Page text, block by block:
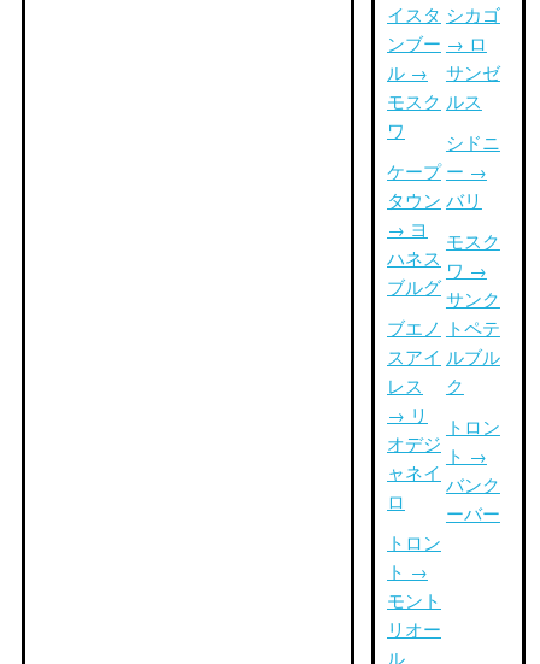
イスタ
ンブー
ル →
モスク
ワ
ケープ
タウン
→ ヨ
ハネス
ブルグ
ブエノ
スアイ
レス
→ リ
オデジ
ャネイ
ロ
トロン
ト →
モント
リオー
ル
シカゴ
→ ロ
サンゼ
ルス
シドニ
ー →
バリ
モスク
ワ →
サンク
トペテ
ルブル
ク
トロン
ト →
バンク
ーバー